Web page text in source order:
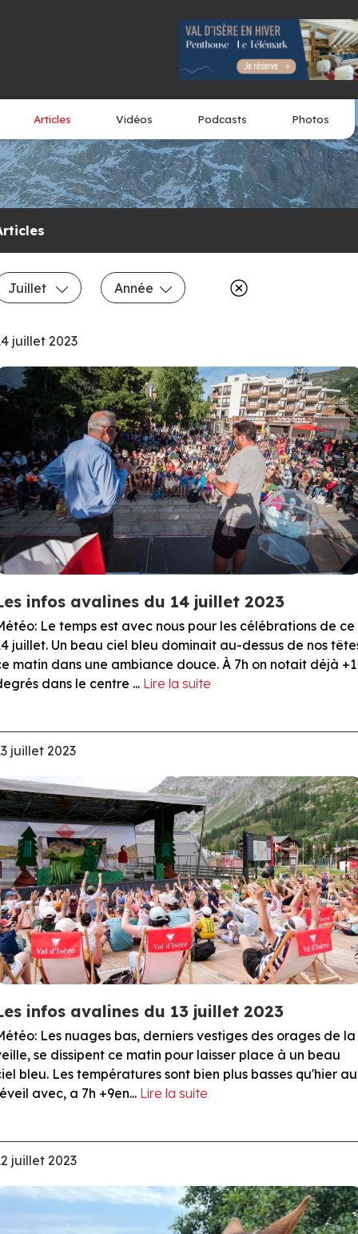
Articles Vidéos Podcasts Photos
Juillet Année
juillet 2023
infos avalines du 14 juillet 2023
Le temps est avec nous pour les célébrations de ce
juillet. Un beau ciel bleu dominait au-dessus de nos
matin dans une ambiance douce. À 7h on notait déjà
dans le centre ... Lire la suite
juillet 2023
infos avalines du 13 juillet 2023
Les nuages bas, derniers vestiges des orages de la
se dissipent ce matin pour laisser place à un beau
bleu. Les températures sont bien plus basses qu'hier au
avec, a 7h +9en... Lire la suite
juillet 2023